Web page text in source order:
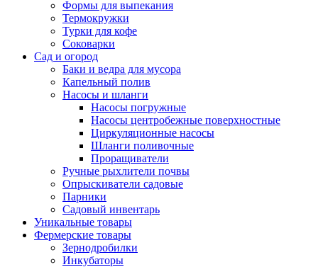
Формы для выпекания
Термокружки
Турки для кофе
Соковарки
Сад и огород
Баки и ведра для мусора
Капельный полив
Насосы и шланги
Насосы погружные
Насосы центробежные поверхностные
Циркуляционные насосы
Шланги поливочные
Проращиватели
Ручные рыхлители почвы
Опрыскиватели садовые
Парники
Садовый инвентарь
Уникальные товары
Фермерские товары
Зернодробилки
Инкубаторы